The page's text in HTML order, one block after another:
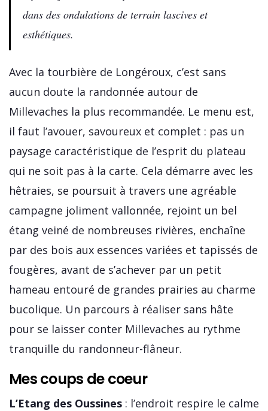
dans des ondulations de terrain lascives et
esthétiques.
Avec la tourbière de Longéroux, c’est sans
aucun doute la randonnée autour de
Millevaches la plus recommandée. Le menu est,
il faut l’avouer, savoureux et complet : pas un
paysage caractéristique de l’esprit du plateau
qui ne soit pas à la carte. Cela démarre avec les
hêtraies, se poursuit à travers une agréable
campagne joliment vallonnée, rejoint un bel
étang veiné de nombreuses rivières, enchaîne
par des bois aux essences variées et tapissés de
fougères, avant de s’achever par un petit
hameau entouré de grandes prairies au charme
bucolique. Un parcours à réaliser sans hâte
pour se laisser conter Millevaches au rythme
tranquille du randonneur-flâneur.
Mes coups de coeur
L’Etang des Oussines : l’endroit respire le calme